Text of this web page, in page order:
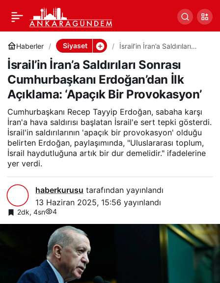
Haberler Siyaset
İsrail’in İran’a Saldırıları
Erdoğan’dan İlk Açıklama:
‘Apaçık Bir Provokasyon’
İsrail’in İran’a Saldırıları Sonrası
Cumhurbaşkanı Erdoğan’dan İlk
Açıklama: ‘Apaçık Bir Provokasyon’
Cumhurbaşkanı Recep Tayyip Erdoğan, sabaha karşı
İran'a hava saldırısı başlatan İsrail'e sert tepki gösterdi.
İsrail'in saldırılarının 'apaçık bir provokasyon' olduğu
belirten Erdoğan, paylaşımında, "Uluslararası toplum,
İsrail haydutluğuna artık bir dur demelidir." ifadelerine
yer verdi.
haberkurusu tarafından yayınlandı
13 Haziran 2025, 15:56 yayınlandı
2dk, 4sn 4
İsrail’in İran’a Saldırıları
Sonrası Cumhurbaşkanı
Erdoğan’dan İlk
Açıklama: ‘Apaçık Bir
Provokasyon’
0 Paylaş